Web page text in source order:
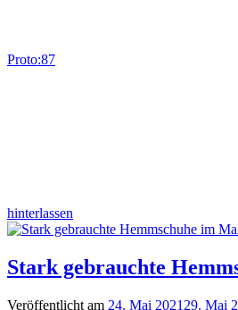
Proto:87
hinterlassen
Stark gebrauchte
Veröffentlicht am 24. Mai 2021 29. Mai